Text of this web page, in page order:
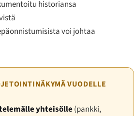
historiansa
voi johtaa
VUODELLE
yhteisölle(pankki,